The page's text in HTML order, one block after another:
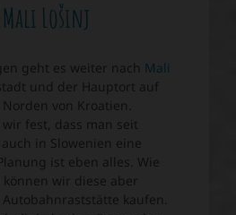
Lošinj
geht es weiter nach Mali
und der Hauptort auf
von Kroatien.
fest, dass man seit
in Slowenien eine
ist eben alles. Wie
wir diese aber
kaufen.